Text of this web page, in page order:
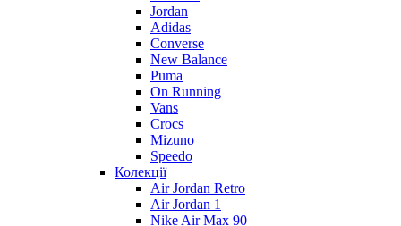
Jordan
Adidas
Converse
New Balance
Puma
On Running
Vans
Crocs
Mizuno
Speedo
Колекції
Air Jordan Retro
Air Jordan 1
Nike Air Max 90